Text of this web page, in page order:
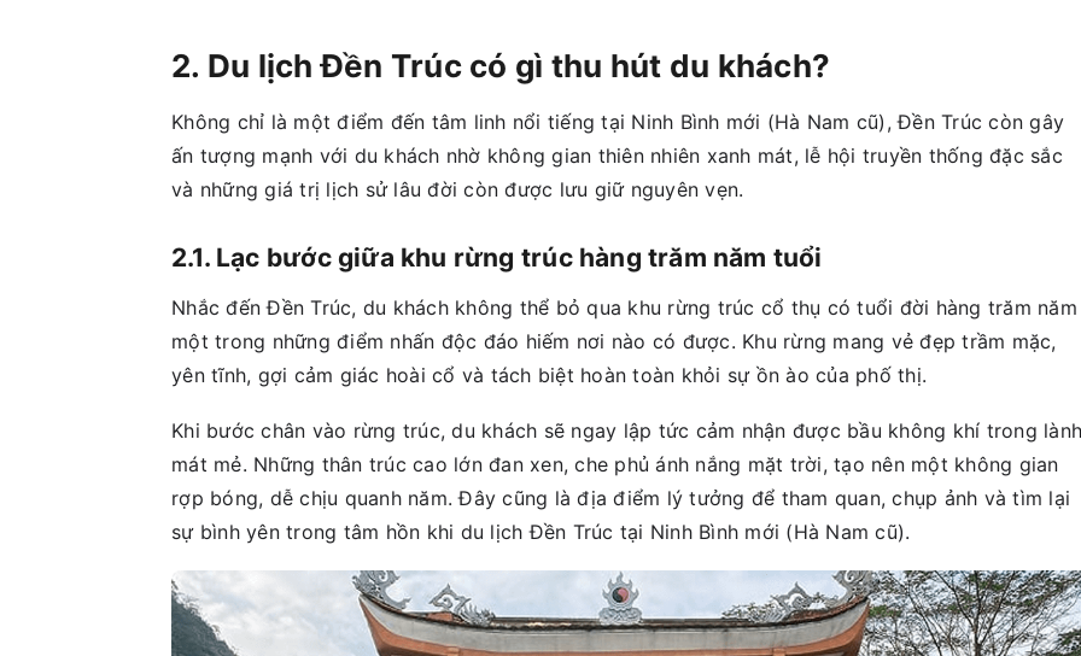
2. Du lịch Đền Trúc có gì thu hút du khách?
Không chỉ là một điểm đến tâm linh nổi tiếng tại Ninh Bình mới (Hà Nam cũ), Đền Trúc còn gây
ấn tượng mạnh với du khách nhờ không gian thiên nhiên xanh mát, lễ hội truyền thống đặc sắc
và những giá trị lịch sử lâu đời còn được lưu giữ nguyên vẹn.
2.1. Lạc bước giữa khu rừng trúc hàng trăm năm tuổi
Nhắc đến Đền Trúc, du khách không thể bỏ qua khu rừng trúc cổ thụ có tuổi đời hàng trăm năm
một trong những điểm nhấn độc đáo hiếm nơi nào có được. Khu rừng mang vẻ đẹp trầm mặc,
yên tĩnh, gợi cảm giác hoài cổ và tách biệt hoàn toàn khỏi sự ồn ào của phố thị.
Khi bước chân vào rừng trúc, du khách sẽ ngay lập tức cảm nhận được bầu không khí trong
mát mẻ. Những thân trúc cao lớn đan xen, che phủ ánh nắng mặt trời, tạo nên một không gian
rợp bóng, dễ chịu quanh năm. Đây cũng là địa điểm lý tưởng để tham quan, chụp ảnh và tìm lại
sự bình yên trong tâm hồn khi du lịch Đền Trúc tại Ninh Bình mới (Hà Nam cũ).